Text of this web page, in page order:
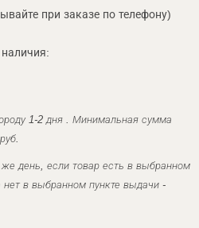
при заказе по телефону)
1-2 дня . Минимальная сумма
день, если товар есть в выбранном
нет в выбранном пункте выдачи -